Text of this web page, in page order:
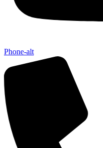
Phone-alt